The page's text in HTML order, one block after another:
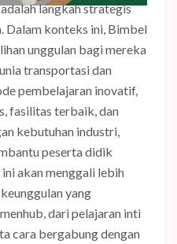
langkah strategis
Dalam konteks ini, Bimbel
unggulan bagi mereka
transportasi dan
pembelajaran inovatif,
fasilitas terbaik, dan
kebutuhan industri,
peserta didik
akan menggali lebih
yang
dari pelajaran inti
cara bergabung dengan